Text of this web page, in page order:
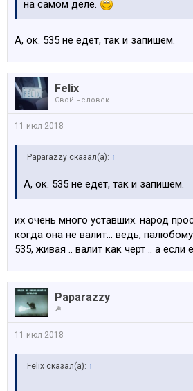
на самом деле.
А, ок. 535 не едет, так и запишем.
Felix
Свой человек
11 июл 2018
Paparazzy сказал(а): ↑
А, ок. 535 не едет, так и запишем.
их очень много уставших. народ
когда она не валит... ведь,
535, живая .. валит как черт .. а если
Paparazzy
☭
11 июл 2018
Felix сказал(а): ↑